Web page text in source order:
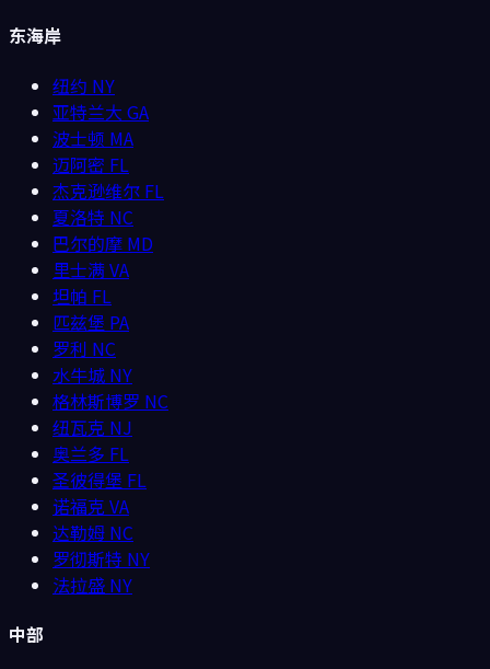
东海岸
纽约 NY
亚特兰大 GA
波士顿 MA
迈阿密 FL
杰克逊维尔 FL
夏洛特 NC
巴尔的摩 MD
里士满VA
坦帕 FL
匹兹堡 PA
罗利 NC
水牛城 NY
格林斯博罗 NC
纽瓦克 NJ
奥兰多 FL
圣彼得堡 FL
诺福克 VA
达勒姆 NC
罗彻斯特 NY
法拉盛 NY
中部